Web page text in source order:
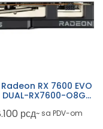
RX 7600 EVO
DUAL-RX7600-O8G-
рсд~ sa PDV-om